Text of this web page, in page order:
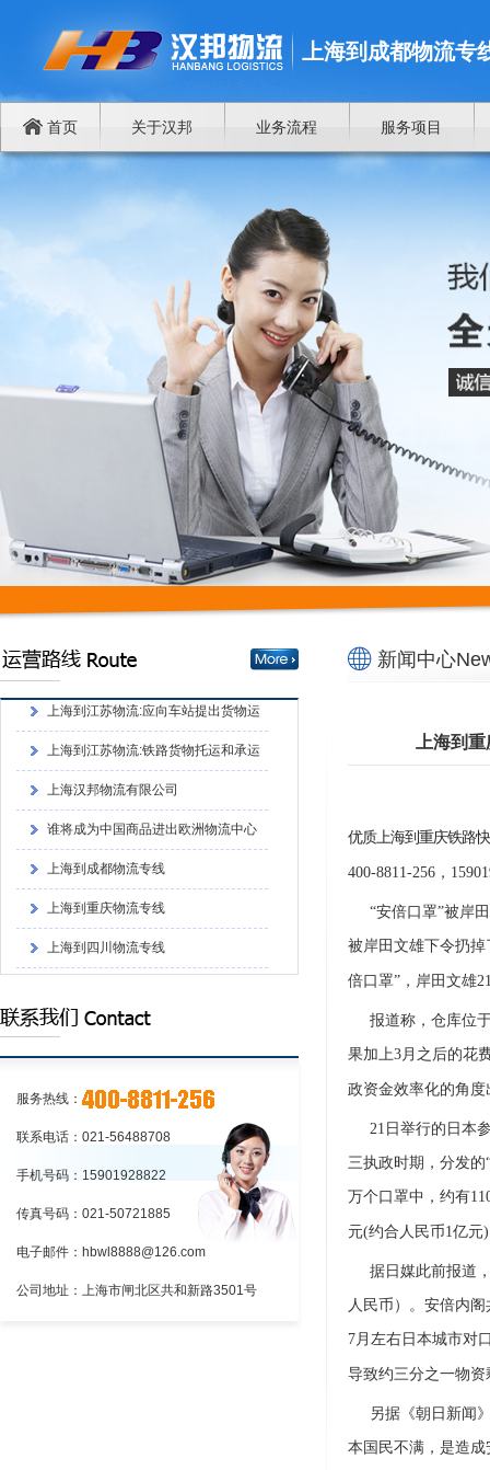
上海到成都物流专
首页 关于汉邦 业务流程 服务项目
谁将成为中国商品进出欧洲物流中心
上海到重庆物流专线
的程序上海到江苏物流:铁路货物托运和承
运的程序
上海到江苏物流:应向车站提出货物运
单和运单上海到江苏物流:铁路货物托运和承运
的程序上海汉邦物流有限公司
谁将成为中国商品进出欧洲物流中心
上海到成都物流专线
上海到重庆物流专线
上海到四川物流专线
上海到江苏物流:铁路货物托运和承运
运的程序
单和运单上海到江苏物流:铁路货物托运和承运
服务热线：
联系电话：021-56488708
手机号码：15901928822
传真号码：021-50721885
电子邮件：hbwl8888@126.com
公司地址：上海市闸北区共和新路3501号
新闻中心
上海到
优质上海到重庆铁路
400-8811-256，
“安倍口罩”被岸
被岸田文雄下令扔
倍口罩”，岸田文雄
报道称，仓库位
果加上3月之后的花
政资金效率化的角
21日举行的日本
三执政时期，分发的
万个口罩中，约有
元(约合人民币1亿元
据日媒此前报道
人民币）。安倍内
7月左右日本城市对
导致约三分之一物资
另据《朝日新闻
本国民不满，是造